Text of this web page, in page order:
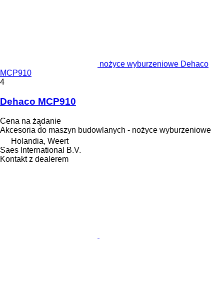
nożyce wyburzeniowe Dehaco
MCP910
4
Dehaco MCP910
Cena na żądanie
Akcesoria do maszyn budowlanych - nożyce wyburzeniowe
Holandia, Weert
Saes International B.V.
Kontakt z dealerem